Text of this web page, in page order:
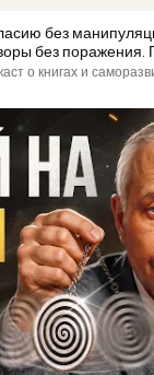
без
без поражения.
о книгах и